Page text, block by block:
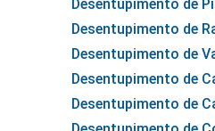
Desentupimento de
Desentupimento de
Desentupimento de
Desentupimento de
Desentupimento de